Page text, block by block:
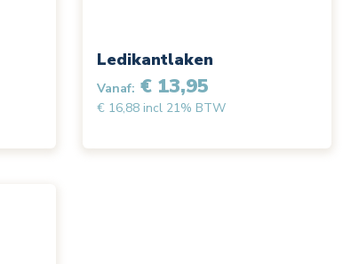
Ledikantlaken
Vanaf: € 13,95
€ 16,88 incl 21% BTW